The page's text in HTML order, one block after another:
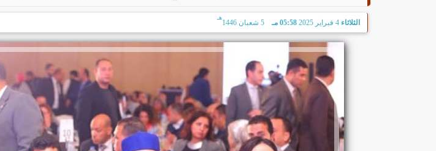
الثلاثاء 4 فبراير 2025 05:58 مـ 5 شعبان 1446
هـ